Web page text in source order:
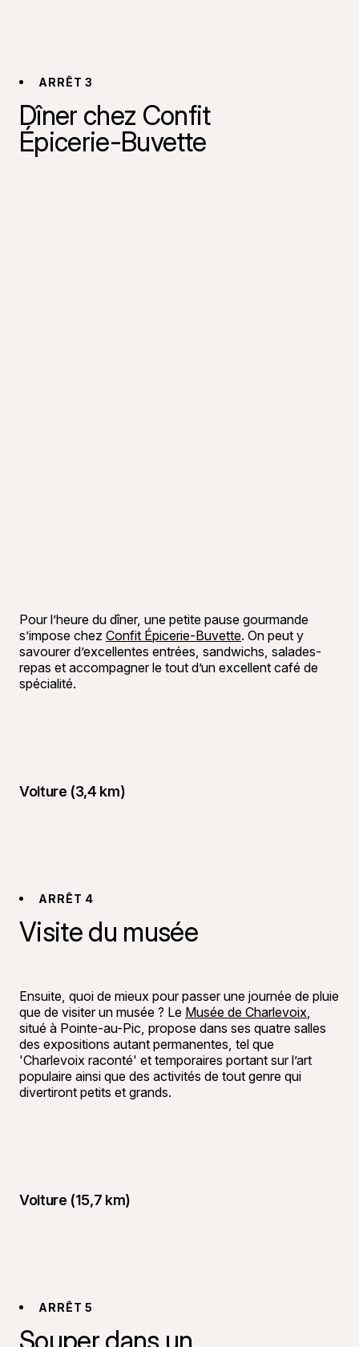
ARRÊT 3
Dîner chez Confit
Épicerie-Buvette
Pour l’heure du dîner, une petite pause gourmande
s’impose chez Confit Épicerie-Buvette. On peut y
savourer d’excellentes entrées, sandwichs, salades-
repas et accompagner le tout d’un excellent café de
spécialité.
Voiture (3,4 km)
ARRÊT 4
Visite du musée
Ensuite, quoi de mieux pour passer une journée de pluie
que de visiter un musée ? Le Musée de Charlevoix,
situé à Pointe-au-Pic, propose dans ses quatre salles
des expositions autant permanentes, tel que
'Charlevoix raconté' et temporaires portant sur l’art
populaire ainsi que des activités de tout genre qui
divertiront petits et grands.
Voiture (15,7 km)
ARRÊT 5